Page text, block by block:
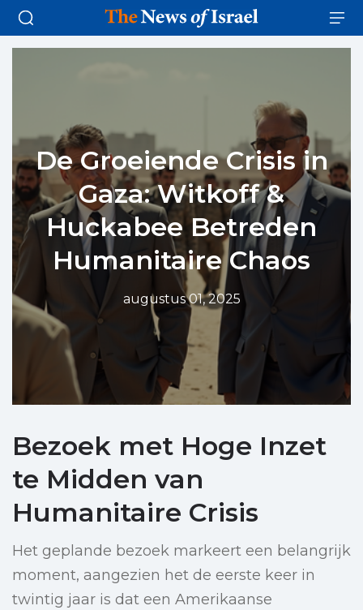
De Groeiende Crisis in
Gaza: Witkoff &
Huckabee Betreden
Humanitaire Chaos
augustus 01, 2025
Bezoek met Hoge Inzet
te Midden van
Humanitaire Crisis
Het geplande bezoek markeert een belangrijk
moment, aangezien het de eerste keer in
twintig jaar is dat een Amerikaanse